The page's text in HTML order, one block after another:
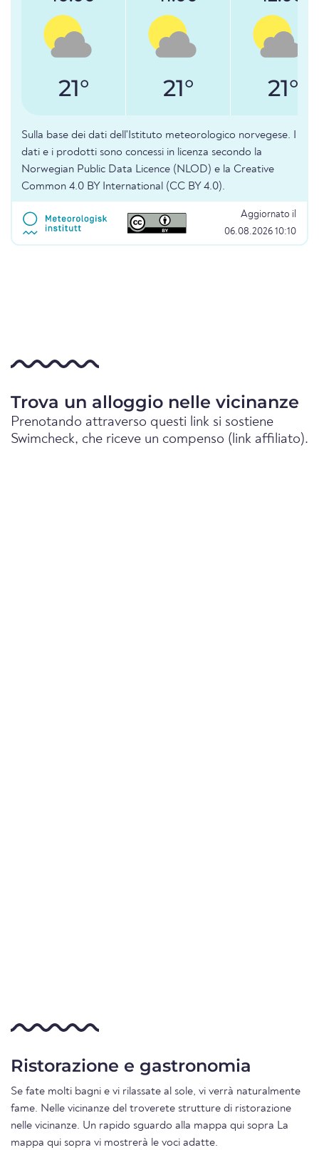
21° 21° 21°
Sulla base dei dati dell'Istituto meteorologico norvegese. I
dati e i prodotti sono concessi in licenza secondo la
Norwegian Public Data Licence (NLOD) e la Creative
Common 4.0 BY International (CC BY 4.0).
Aggiornato il
06.08.2026 10:10
Trova un alloggio nelle vicinanze
Prenotando attraverso questi link si sostiene
Swimcheck, che riceve un compenso (link affiliato).
Ristorazione e gastronomia
Se fate molti bagni e vi rilassate al sole, vi verrà naturalmente
fame. Nelle vicinanze del troverete strutture di ristorazione
nelle vicinanze. Un rapido sguardo alla mappa qui sopra La
mappa qui sopra vi mostrerà le voci adatte.